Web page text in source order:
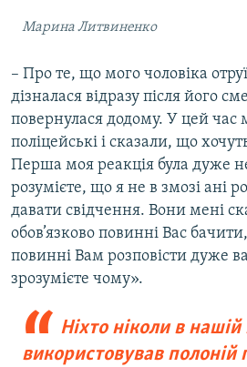
Марина Литвиненко
– Про те, що мого чоловіка
дізналася відразу після його
повернулася додому. У цей час
поліцейські і сказали, що
Перша моя реакція була дуже
розумієте, що я не в змозі ані
давати свідчення. Вони мені
обов’язково повинні Вас
повинні Вам розповісти дуже
зрозумієте чому».
Ніхто ніколи в
використовував